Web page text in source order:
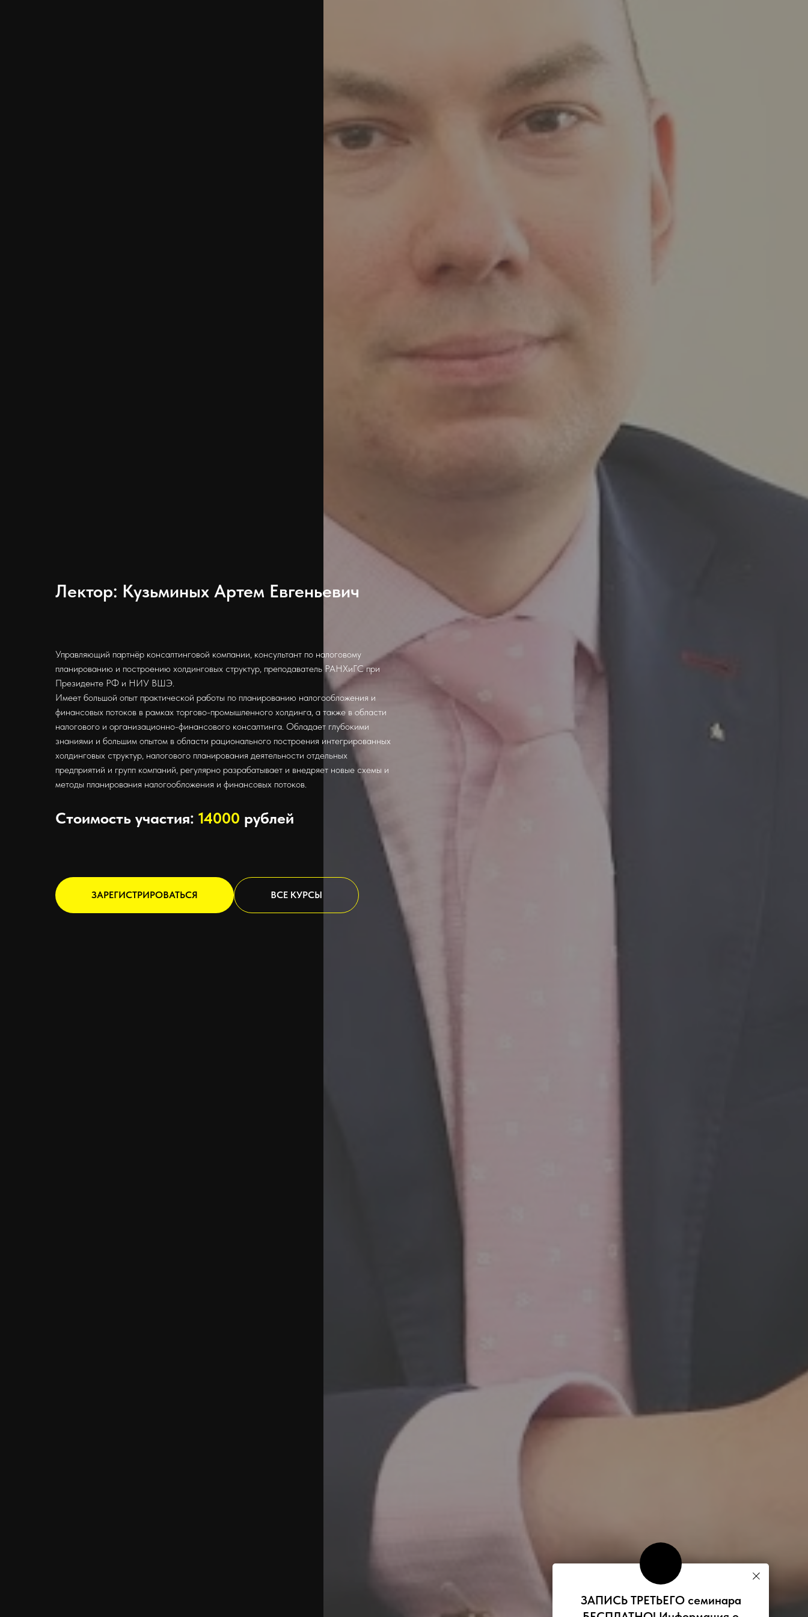
ЗАПИСЬ ТРЕТЬЕГО семинара
Лектор: Кузьминых Артем Евгеньевич
Управляющий партнёр консалтинговой компании, консультант по налоговому
планированию и построению холдинговых структур, преподаватель РАНХиГС при
Президенте РФ и НИУ ВШЭ.
Имеет большой опыт практической работы по планированию налогообложения и
финансовых потоков в рамках торгово-промышленного холдинга, а также в области
налогового и организационно-финансового консалтинга. Обладает глубокими
знаниями и большим опытом в области рационального построения интегрированных
холдинговых структур, налогового планирования деятельности отдельных
предприятий и групп компаний, регулярно разрабатывает и внедряет новые схемы и
методы планирования налогообложения и финансовых потоков.
Стоимость участия: 14000 рублей
ЗАРЕГИСТРИРОВАТЬСЯ ВСЕ КУРСЫ